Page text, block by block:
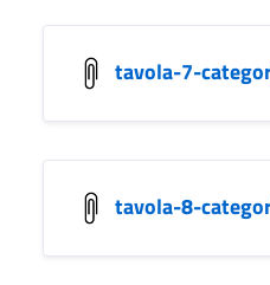
tavola-7-
tavola-8-